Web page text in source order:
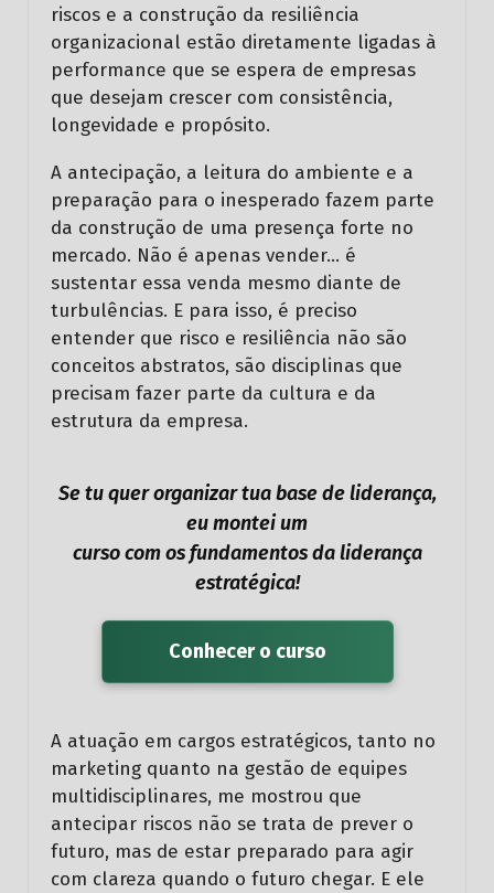
riscos e a construção da resiliência
organizacional estão diretamente ligadas à
performance que se espera de empresas
que desejam crescer com consistência,
longevidade e propósito.
A antecipação, a leitura do ambiente e a
preparação para o inesperado fazem parte
da construção de uma presença forte no
mercado. Não é apenas vender… é
sustentar essa venda mesmo diante de
turbulências. E para isso, é preciso
entender que risco e resiliência não são
conceitos abstratos, são disciplinas que
precisam fazer parte da cultura e da
estrutura da empresa.
Se tu quer organizar tua base de liderança,
eu montei um
curso com os fundamentos da liderança
estratégica!
Conhecer o curso
A atuação em cargos estratégicos, tanto no
marketing quanto na gestão de equipes
multidisciplinares, me mostrou que
antecipar riscos não se trata de prever o
futuro, mas de estar preparado para agir
com clareza quando o futuro chegar. E ele